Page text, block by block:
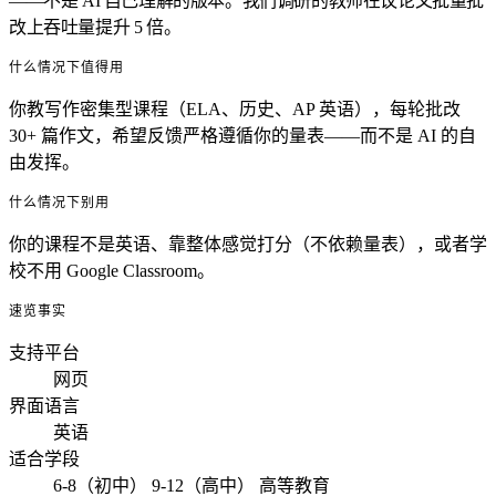
改上吞吐量提升 5 倍。
什么情况下值得用
你教写作密集型课程（ELA、历史、AP 英语），每轮批改
30+ 篇作文，希望反馈严格遵循你的量表——而不是 AI 的自
由发挥。
什么情况下别用
你的课程不是英语、靠整体感觉打分（不依赖量表），或者学
校不用 Google Classroom。
速览事实
支持平台
网页
界面语言
英语
适合学段
6-8（初中） 9-12（高中） 高等教育